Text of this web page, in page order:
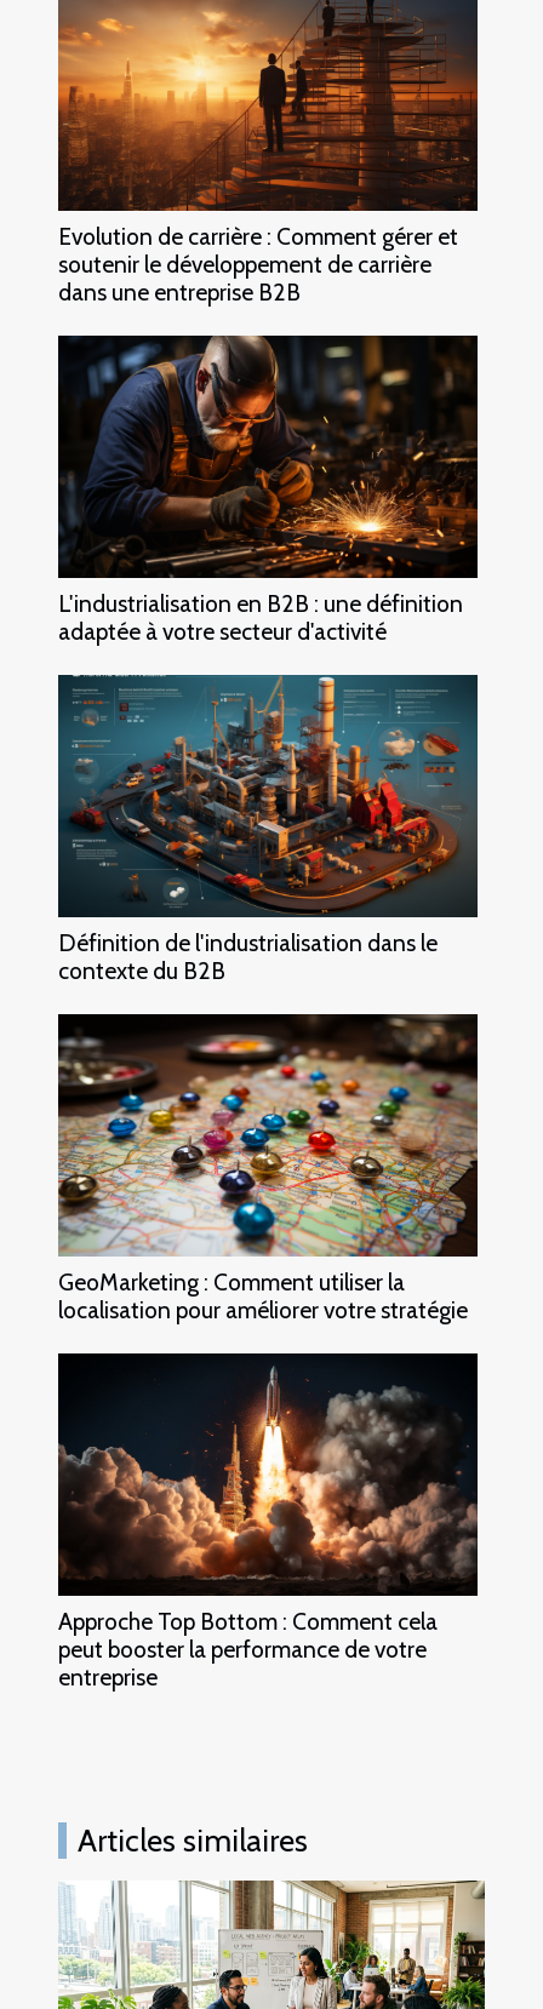
Evolution de carrière : Comment gérer et
soutenir le développement de carrière
dans une entreprise B2B
L'industrialisation en B2B : une définition
adaptée à votre secteur d'activité
Définition de l'industrialisation dans le
contexte du B2B
GeoMarketing : Comment utiliser la
localisation pour améliorer votre stratégie
Approche Top Bottom : Comment cela
peut booster la performance de votre
entreprise
Articles similaires